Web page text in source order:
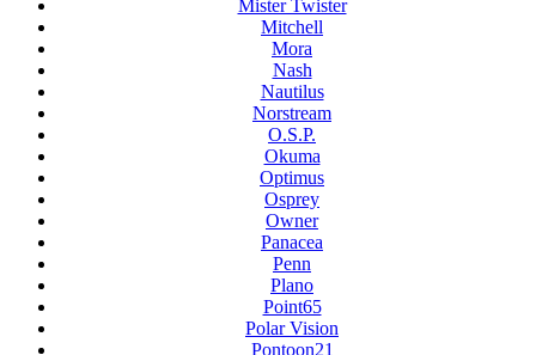
Mister Twister
Mitchell
Mora
Nash
Nautilus
Norstream
O.S.P.
Okuma
Optimus
Osprey
Owner
Panacea
Penn
Plano
Point65
Polar Vision
Pontoon21